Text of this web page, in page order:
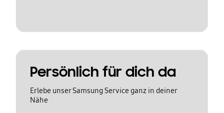
Persönlich für dich da
Erlebe unser Samsung Service ganz in deiner
Nähe